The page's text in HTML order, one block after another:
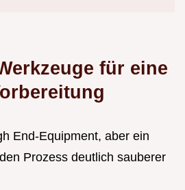
für eine
End-Equipment, aber ein
Prozess deutlich sauberer